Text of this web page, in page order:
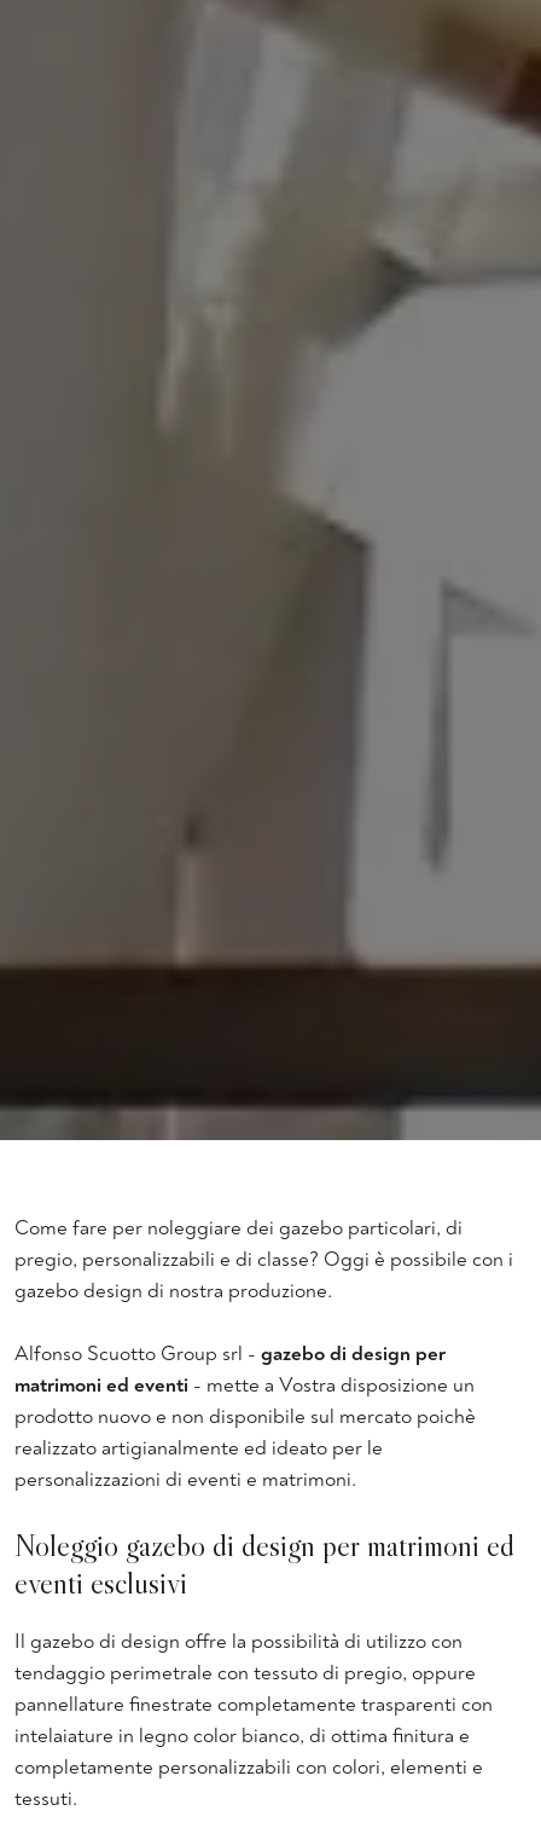
Come fare per noleggiare dei gazebo particolari, di
pregio, personalizzabili e di classe? Oggi è possibile con i
gazebo design di nostra produzione.
Alfonso Scuotto Group srl - gazebo di design per
matrimoni ed eventi - mette a Vostra disposizione un
prodotto nuovo e non disponibile sul mercato poichè
realizzato artigianalmente ed ideato per le
personalizzazioni di eventi e matrimoni.
Noleggio gazebo di design per matrimoni ed
eventi esclusivi
Il gazebo di design offre la possibilità di utilizzo con
tendaggio perimetrale con tessuto di pregio, oppure
pannellature finestrate completamente trasparenti con
intelaiature in legno color bianco, di ottima finitura e
completamente personalizzabili con colori, elementi e
tessuti.